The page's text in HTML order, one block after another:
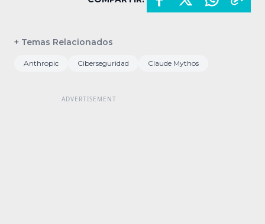
+ Temas Relacionados
Anthropic Ciberseguridad Claude Mythos